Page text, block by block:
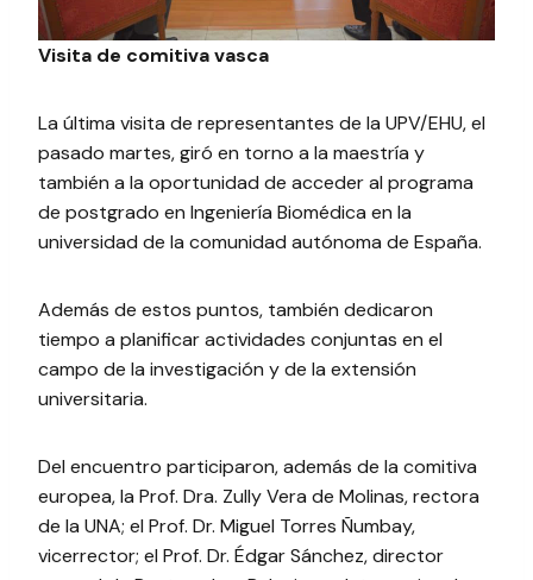
Visita de comitiva vasca
La última visita de representantes de la UPV/EHU, el
pasado martes, giró en torno a la maestría y
también a la oportunidad de acceder al programa
de postgrado en Ingeniería Biomédica en la
universidad de la comunidad autónoma de España.
Además de estos puntos, también dedicaron
tiempo a planificar actividades conjuntas en el
campo de la investigación y de la extensión
universitaria.
Del encuentro participaron, además de la comitiva
europea, la Prof. Dra. Zully Vera de Molinas, rectora
de la UNA; el Prof. Dr. Miguel Torres Ñumbay,
vicerrector; el Prof. Dr. Édgar Sánchez, director